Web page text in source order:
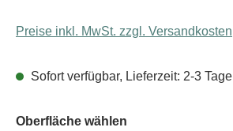
Preise inkl. MwSt. zzgl. Versandkosten
Sofort verfügbar, Lieferzeit: 2-3 Tage
Oberfläche wählen